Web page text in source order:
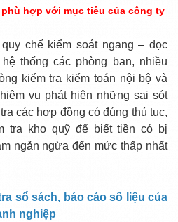
hợp với mục tiêu của công ty
chế kiểm soát ngang – dọc
thống các phòng ban, nhiều
kiểm tra kiểm toán nội bộ và
vụ phát hiện những sai sót
các hợp đồng có đúng thủ tục,
tra kho quỹ để biết tiền có bị
ngǎn ngừa đến mức thấp nhất
sổ sách, báo cáo số liệu của
nghiệp